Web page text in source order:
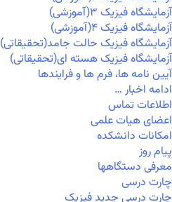
آزمایشگاه فیزیک ۳(آموزشی)
آزمایشگاه فیزیک ۴(آموزشی)
آزمایشگاه فیزیک حالت جامد(تحقیقاتی)
آزمایشگاه فیزیک هسته ای(تحقیقاتی)
آیین نامه ها، فرم ها و فرایندها
ادامه اخبار …
اطلاعات تماس
اعضای هیات علمی
امکانات دانشکده
پیام روز
معرفی دستگاهها
چارت درسی
چارت درسی جدید فیزیک